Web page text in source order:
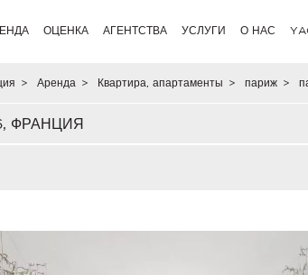
ОЦЕНКА АГЕНТСТВА УСЛУГИ О НАС
> Аренда > Квартира, апартаменты > париж >
ФРАНЦИЯ